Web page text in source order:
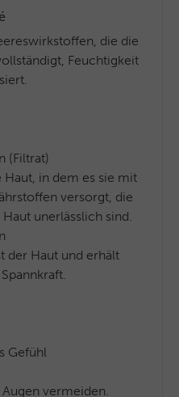
die die
Feuchtigkeit
(Filtrat)
in dem es sie mit
versorgt, die
unerlässlich sind.
der Haut und erhält
Gefühl
vermeiden.